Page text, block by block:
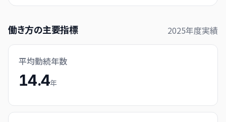
働き方の主要指標 2025年度実績
平均勤続年数
14.4年